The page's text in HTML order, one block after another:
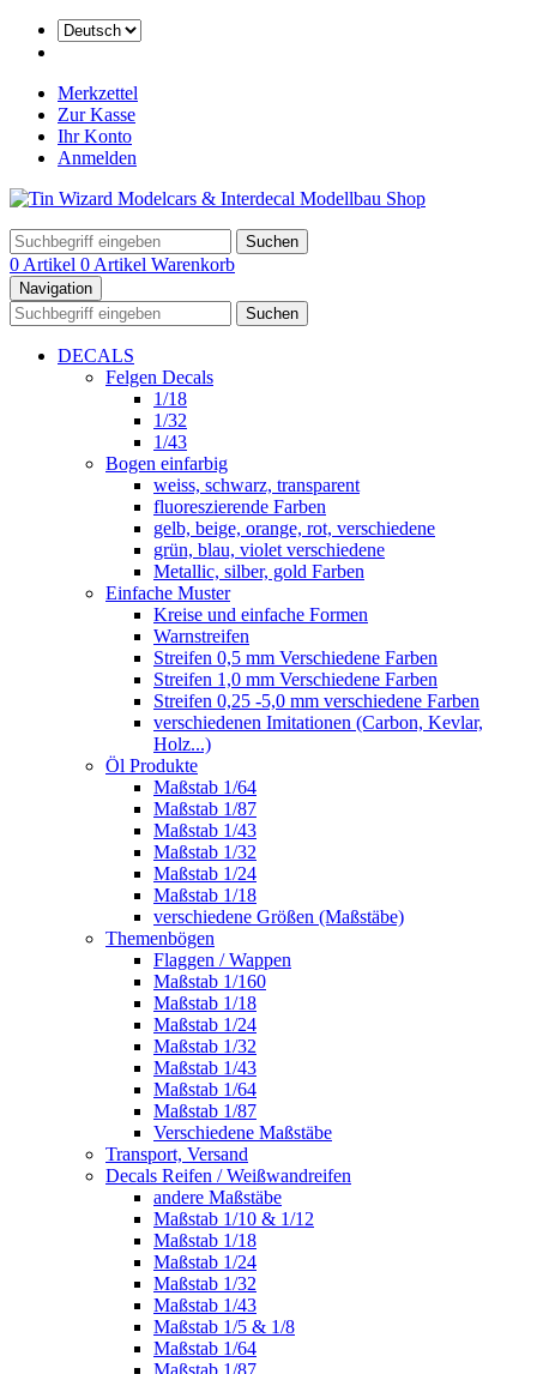
Merkzettel
Zur Kasse
Ihr Konto
Anmelden
Suchen
0 Artikel 0 Artikel Warenkorb
Navigation
Suchen
DECALS
Felgen Decals
1/18
1/32
1/43
Bogen einfarbig
weiss, schwarz, transparent
fluoreszierende Farben
gelb, beige, orange, rot, verschiedene
grün, blau, violet verschiedene
Metallic, silber, gold Farben
Einfache Muster
Kreise und einfache Formen
Warnstreifen
Streifen 0,5 mm Verschiedene Farben
Streifen 1,0 mm Verschiedene Farben
Streifen 0,25 -5,0 mm verschiedene Farben
verschiedenen Imitationen (Carbon, Kevlar,
Holz...)
Öl Produkte
Maßstab 1/64
Maßstab 1/87
Maßstab 1/43
Maßstab 1/32
Maßstab 1/24
Maßstab 1/18
verschiedene Größen (Maßstäbe)
Themenbögen
Flaggen / Wappen
Maßstab 1/160
Maßstab 1/18
Maßstab 1/24
Maßstab 1/32
Maßstab 1/43
Maßstab 1/64
Maßstab 1/87
Verschiedene Maßstäbe
Transport, Versand
Decals Reifen / Weißwandreifen
andere Maßstäbe
Maßstab 1/10 & 1/12
Maßstab 1/18
Maßstab 1/24
Maßstab 1/32
Maßstab 1/43
Maßstab 1/5 & 1/8
Maßstab 1/64
Maßstab 1/87